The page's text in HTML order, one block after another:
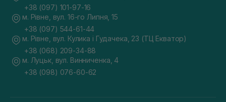
+38 (097) 101-97-16
м. Рівне, вул. 16-го Липня, 15
+38 (097) 544-61-44
м. Рівне, вул. Кулика і Гудачека, 23 (ТЦ Екватор)
+38 (068) 209-34-88
м. Луцьк, вул. Винниченка, 4
+38 (098) 076-60-62